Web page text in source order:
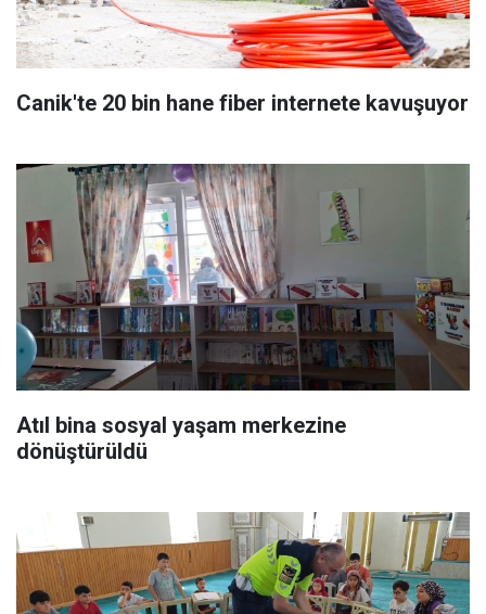
Canik'te 20 bin hane fiber internete kavuşuyor
Atıl bina sosyal yaşam merkezine
dönüştürüldü